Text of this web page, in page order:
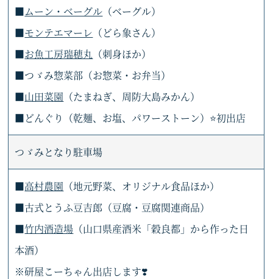
■ムーン・ベーグル （ベーグル）
■モンテエマーレ （どら象さん）
■お魚工房瑞穂丸 （刺身ほか）
■つゞみ惣菜部（お惣菜・お弁当）
■山田菜園 （たまねぎ、周防大島みかん）
■どんぐり（乾麺、お塩、パワーストーン）⭐初出店
つゞみとなり駐車場
■高村農園 （地元野菜、オリジナル食品ほか）
■古式とうふ豆吉郎（豆腐・豆腐関連商品）
■竹内酒造場 （山口県産酒米「穀良都」から作った日
本酒）
※研屋こーちゃん出店します❣️